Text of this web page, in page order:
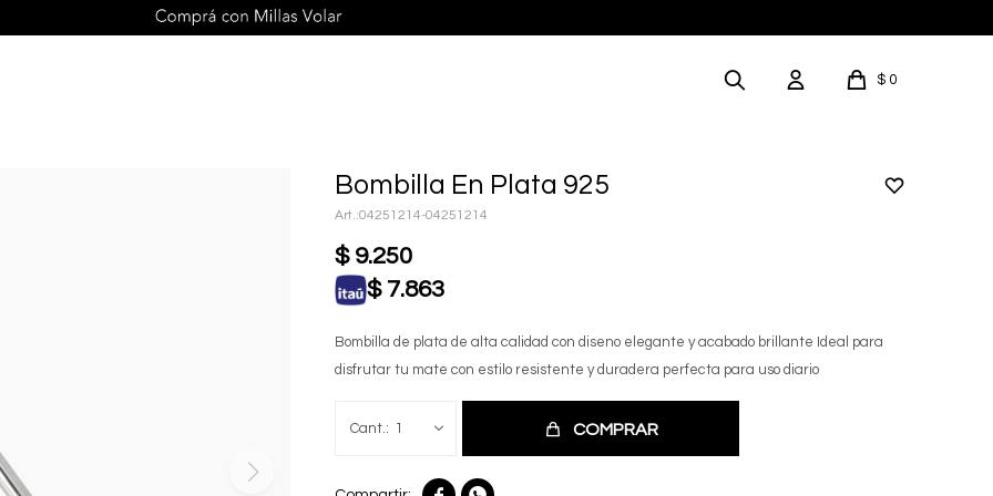
$ 0
Bombilla En Plata 925
04251214-04251214
$ 9.250
$ 7.863
Bombilla de plata de alta calidad con diseno elegante y acabado brillante Ideal para
disfrutar tu mate con estilo resistente y duradera perfecta para uso diario
1 COMPRAR